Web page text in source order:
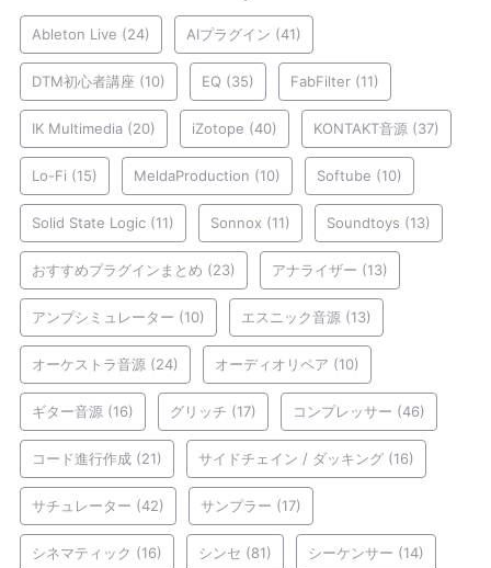
Ableton Live (24) AIプラグイン (41)
DTM初心者講座 (10) EQ (35) FabFilter (11)
IK Multimedia (20) iZotope (40) KONTAKT音源 (37)
Lo-Fi (15) MeldaProduction (10) Softube (10)
Solid State Logic (11) Sonnox (11) Soundtoys (13)
おすすめプラグインまとめ (23) アナライザー (13)
アンプシミュレーター (10) エスニック音源 (13)
オーケストラ音源 (24) オーディオリペア (10)
ギター音源 (16) グリッチ (17) コンプレッサー (46)
コード進行作成 (21) サイドチェイン / ダッキング (16)
サチュレーター (42) サンプラー (17)
シネマティック (16) シンセ (81) シーケンサー (14)